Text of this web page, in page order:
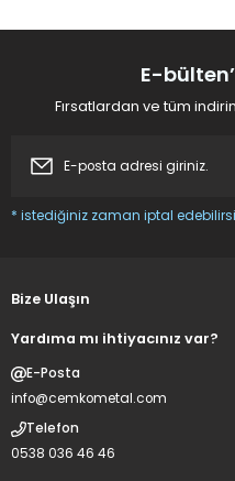
Bu ürüne benzer farklı
Basitce istenilen ürüne ulaşılabilir .
E-
Fırsatlardan ve tüm
* istediğiniz zaman iptal
Bize Ulaşın
Yardıma mı ihtiyacınız var?
E-Posta
info@cemkometal.com
Telefon
0538 036 46 46